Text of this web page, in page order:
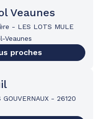
Veaunes
- LES LOTS MULE
Veaunes
proches
- 26120